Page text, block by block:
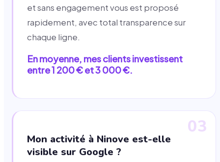
et sans engagement vous est proposé
rapidement, avec total transparence sur
chaque ligne.
En moyenne, mes clients investissent
entre 1 200 € et 3 000 €.
03
Mon activité à Ninove est-elle
visible sur Google ?